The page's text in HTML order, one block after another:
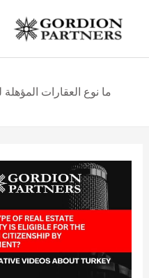
المحتوى
ما نوع العقارات